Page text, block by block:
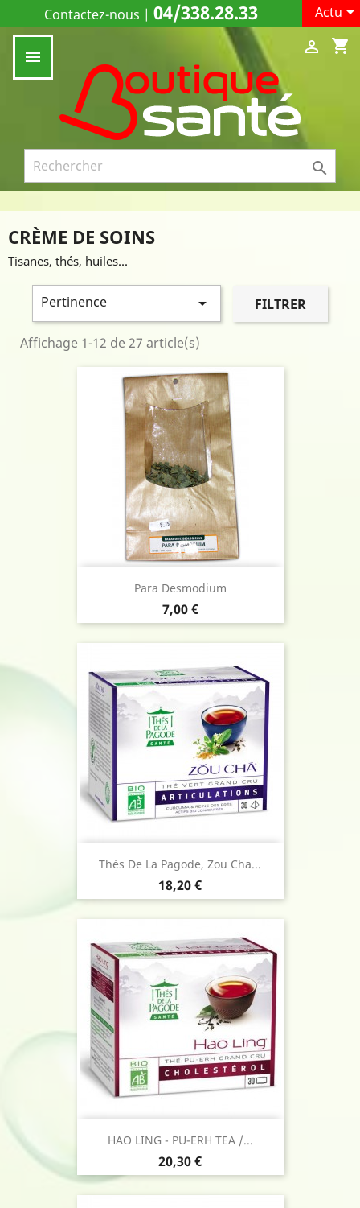
Contactez-nous | 04/338.28.33 Actu

shopping_cart


CRÈME DE SOINS
Tisanes, thés, huiles...
Pertinence  FILTRER
Affichage 1-12 de 27 article(s)
Para Desmodium
Prix
7,00 €
Thés De La Pagode, Zou Cha...
Prix
18,20 €
HAO LING - PU-ERH TEA /...
Prix
20,30 €